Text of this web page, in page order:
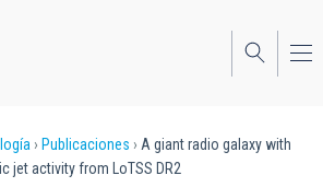
Publicaciones
A giant radio galaxy with
jet activity from LoTSS DR2